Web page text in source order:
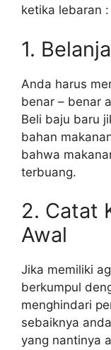
ketika lebaran :
1.
Anda harus
benar – benar
Beli baju baru
bahan
bahwa
terbuang.
2. Catat
Awal
Jika memiliki
berkumpul
menghindari
sebaiknya
yang nantinya